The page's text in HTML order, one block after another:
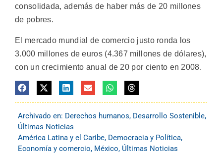
consolidada, además de haber más de 20 millones
de pobres.
El mercado mundial de comercio justo ronda los
3.000 millones de euros (4.367 millones de dólares),
con un crecimiento anual de 20 por ciento en 2008.
Archivado en: Derechos humanos, Desarrollo Sostenible,
Últimas Noticias
América Latina y el Caribe, Democracia y Política,
Economía y comercio, México, Últimas Noticias